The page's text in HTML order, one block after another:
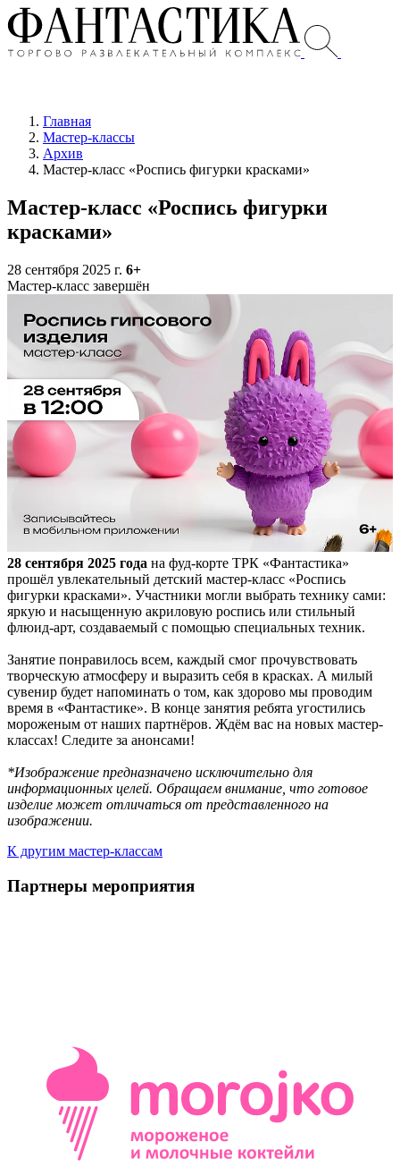
Главная
Мастер-классы
Архив
Мастер-класс «Роспись фигурки красками»
Мастер-класс «Роспись фигурки
красками»
28 сентября 2025 г. 6+
Мастер-класс завершён
28 сентября 2025 года на фуд-корте ТРК «Фантастика»
прошёл увлекательный детский мастер-класс «Роспись
фигурки красками». Участники могли выбрать технику сами:
яркую и насыщенную акриловую роспись или стильный
флюид-арт, создаваемый с помощью специальных техник.
Занятие понравилось всем, каждый смог прочувствовать
творческую атмосферу и выразить себя в красках. А милый
сувенир будет напоминать о том, как здорово мы проводим
время в «Фантастике». В конце занятия ребята угостились
мороженым от наших партнёров. Ждём вас на новых мастер-
классах! Следите за анонсами!
*Изображение предназначено исключительно для
информационных целей. Обращаем внимание, что готовое
изделие может отличаться от представленного на
изображении.
К другим мастер-классам
Партнеры мероприятия